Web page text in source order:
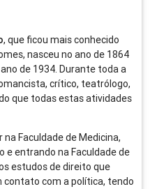
, que ficou mais conhecido
nasceu no ano de 1864
de 1934. Durante toda a
crítico, teatrólogo,
que todas estas atividades
Faculdade de Medicina,
e entrando na Faculdade de
estudos de direito que
contato com a política, tendo